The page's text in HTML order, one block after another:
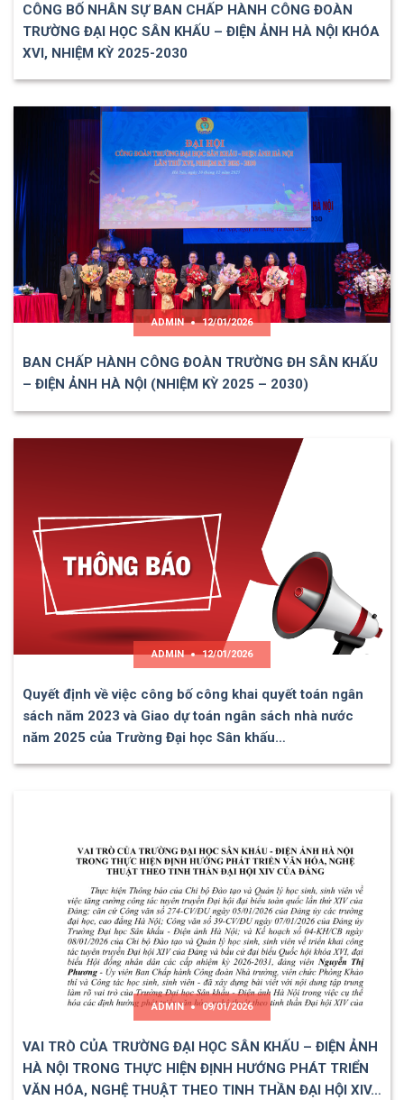
CÔNG BỐ NHÂN SỰ BAN CHẤP HÀNH CÔNG ĐOÀN
TRƯỜNG ĐẠI HỌC SÂN KHẤU – ĐIỆN ẢNH HÀ NỘI KHÓA
XVI, NHIỆM KỲ 2025-2030
ADMIN 12/01/2026
BAN CHẤP HÀNH CÔNG ĐOÀN TRƯỜNG ĐH SÂN KHẤU
– ĐIỆN ẢNH HÀ NỘI (NHIỆM KỲ 2025 – 2030)
ADMIN 12/01/2026
Quyết định về việc công bố công khai quyết toán ngân
sách năm 2023 và Giao dự toán ngân sách nhà nước
năm 2025 của Trường Đại học Sân khấu…
ADMIN 09/01/2026
VAI TRÒ CỦA TRƯỜNG ĐẠI HỌC SÂN KHẤU – ĐIỆN ẢNH
HÀ NỘI TRONG THỰC HIỆN ĐỊNH HƯỚNG PHÁT TRIỂN
VĂN HÓA, NGHỆ THUẬT THEO TINH THẦN ĐẠI HỘI XIV…